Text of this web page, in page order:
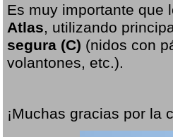
Es muy importante que
Atlas, utilizando
segura (C) (nidos con
volantones, etc.).
¡Muchas gracias por la